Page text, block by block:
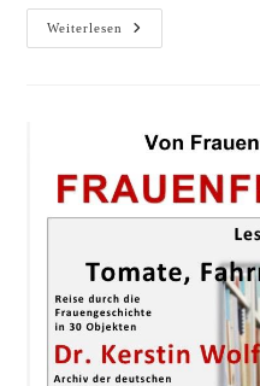
Weiterlesen
Schöne
Plauder
Alle
Mitglieder*innen
SPD-
Freunde